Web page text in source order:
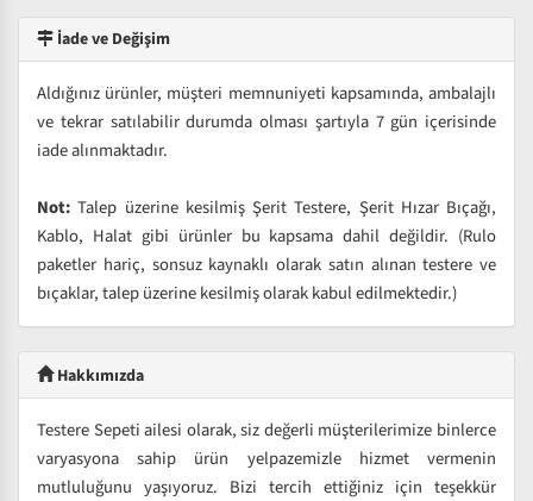
İade ve Değişim
Aldığınız ürünler, müşteri memnuniyeti kapsamında, ambalajlı
ve tekrar satılabilir durumda olması şartıyla 7 gün içerisinde
iade alınmaktadır.
Not: Talep üzerine kesilmiş Şerit Testere, Şerit Hızar Bıçağı,
Kablo, Halat gibi ürünler bu kapsama dahil değildir. (Rulo
paketler hariç, sonsuz kaynaklı olarak satın alınan testere ve
bıçaklar, talep üzerine kesilmiş olarak kabul edilmektedir.)
Hakkımızda
Testere Sepeti ailesi olarak, siz değerli müşterilerimize binlerce
varyasyona sahip ürün yelpazemizle hizmet vermenin
mutluluğunu yaşıyoruz. Bizi tercih ettiğiniz için teşekkür